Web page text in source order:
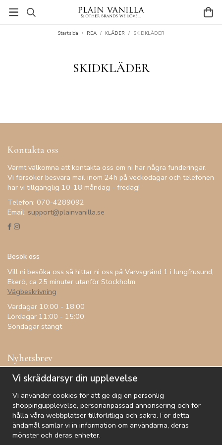
Startsida / REA / KLÄDER / SKIDKLÄDER
SKIDKLÄDER
Kontakta oss
Varmt välkomna att kontakta oss om ni har några funderingar.
Vi försöker besvara mail inom 24h på veckodagar och telefonen
har vi tillgänglig 10-18 måndag - fredag!
Telefon: 070-4289092
Email: support@plainvanilla.se
Besök oss
Vill ni besöka oss så hittar ni oss på Varvsgränd 1 i Jungfrusund,
Ekerö, ca 25 minuter utanför Stockholm.
Vägbeskrivning
Vardagar 10:00 - 18:00
Lördagar 11:00 - 15:00
Söndagar stängt
Nyhetsbrev
Få inspiration, förtur till kampanjer, specialerbjudanden och
De uppgifter du matar in kommer endast användas till våra nyhetsbrev.
Vi skräddarsyr din upplevelse
Vi använder cookies för att ge dig en personlig
shoppingupplevelse, personanpassad annonsering och för
hålla våra webbplatser tillförlitliga och säkra. För detta
ändamål samlar vi in information om användarna, deras
mönster och deras enheter.